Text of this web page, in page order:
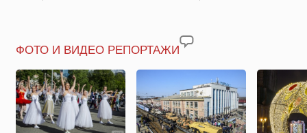
ФОТО И ВИДЕО РЕПОРТАЖИ